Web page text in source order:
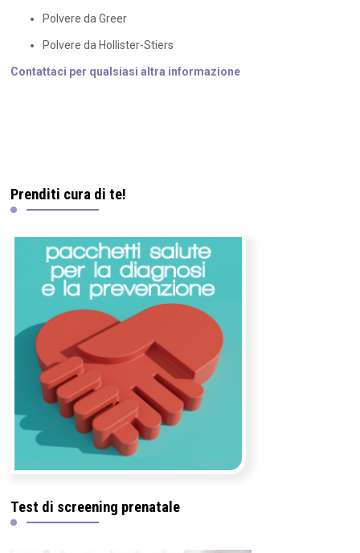
Polvere da Greer
Polvere da Hollister-Stiers
Contattaci per qualsiasi altra informazione
Prenditi cura di te!
Test di screening prenatale